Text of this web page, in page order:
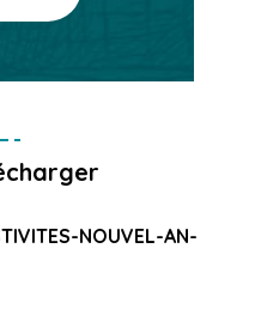
NOUVEL-AN-